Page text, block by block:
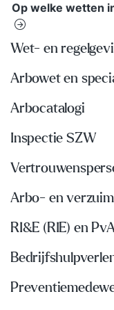
Op welke wetten
Wet- en
Arbowet en
Arbocatalogi
Inspectie SZW
Arbo- en
RI&E (RIE) en